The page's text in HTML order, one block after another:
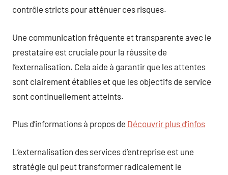
contrôle stricts pour atténuer ces risques.
Une communication fréquente et transparente avec le
prestataire est cruciale pour la réussite de
l’externalisation. Cela aide à garantir que les attentes
sont clairement établies et que les objectifs de service
sont continuellement atteints.
Plus d’informations à propos de Découvrir plus d’infos
L’externalisation des services d’entreprise est une
stratégie qui peut transformer radicalement le